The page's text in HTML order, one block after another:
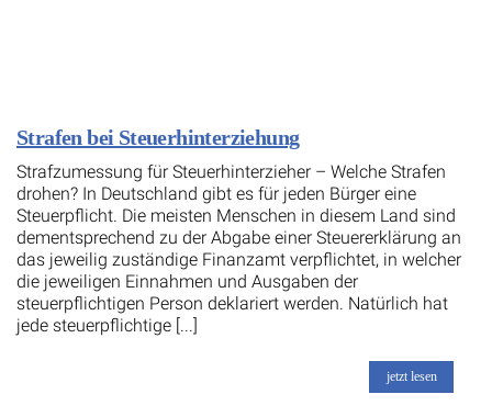
Strafen bei Steuerhinterziehung
Strafzumessung für Steuerhinterzieher – Welche Strafen
drohen? In Deutschland gibt es für jeden Bürger eine
Steuerpflicht. Die meisten Menschen in diesem Land sind
dementsprechend zu der Abgabe einer Steuererklärung an
das jeweilig zuständige Finanzamt verpflichtet, in welcher
die jeweiligen Einnahmen und Ausgaben der
steuerpflichtigen Person deklariert werden. Natürlich hat
jede steuerpflichtige [...]
jetzt lesen